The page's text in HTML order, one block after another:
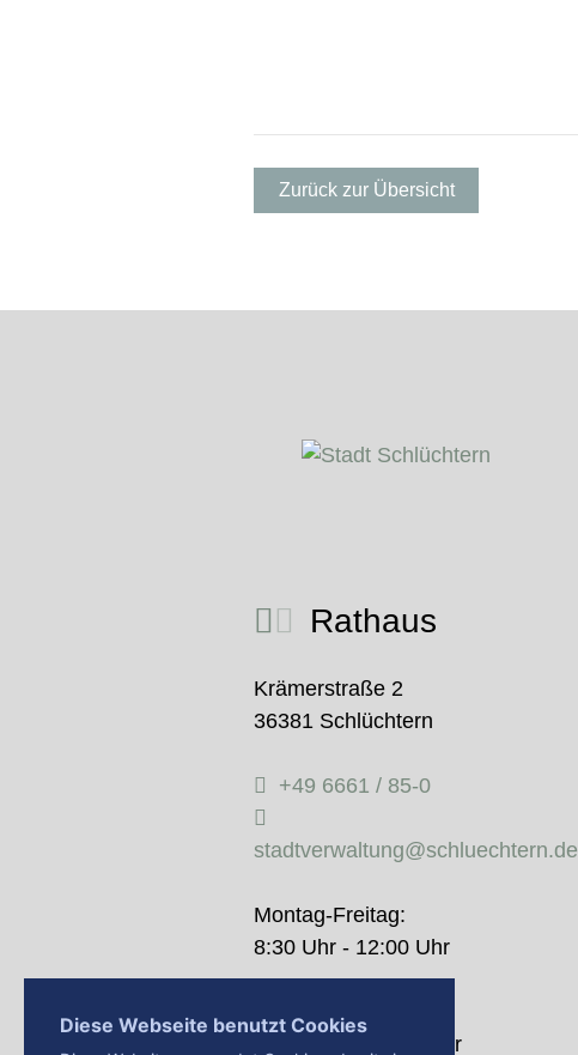
Zurück zur Übersicht
Rathaus
Krämerstraße 2
36381 Schlüchtern
+49 6661 / 85-0
stadtverwaltung@schluechtern.de
Montag-Freitag:
8:30 Uhr - 12:00 Uhr
Donnerstag:
14:00 Uhr - 18:00 Uhr
Diese Webseite benutzt Cookies